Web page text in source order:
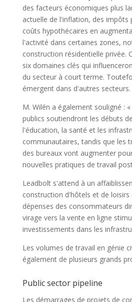
des facteurs économiques plus
actuelle de l'inflation, des impôts
coûts hypothécaires en
l'activité dans certaines zones,
construction résidentielle privée.
six domaines clés qui
du secteur à court terme.
émergent dans d'autres secteurs.
M. Wilén a également souligné :
publics soutiendront les débuts
l'éducation, la santé et les
communautaires, tandis que les
des bureaux vont augmenter
nouvelles pratiques de travail
Leadbolt s'attend à un
construction d'hôtels et de loisirs
dépenses des consommateurs
virage vers la vente en ligne
investissements dans les
Les volumes de travail en génie
également de plusieurs grands
Public sector pipeline
Les démarrages de projets de